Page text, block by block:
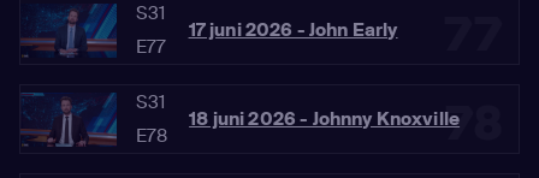
S31
E77
17 juni 2026 - John Early
78
S31
E78
18 juni 2026 - Johnny Knoxville